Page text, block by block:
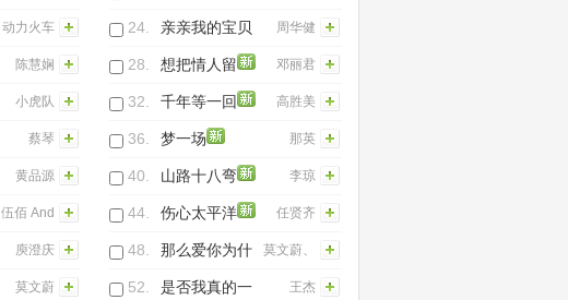
动力火车 24. 亲亲我的宝贝 周华健
陈慧娴 28. 想把情人留 邓丽君
小虎队 32. 千年等一回 高胜美
蔡琴 36. 梦一场 那英
黄品源 40. 山路十八弯 李琼
伍佰 And
China
44. 伤心太平洋 任贤齐
庾澄庆 48.
那么爱你为什
么
莫文蔚、
黄品源
莫文蔚 52.
是否我真的一
王杰